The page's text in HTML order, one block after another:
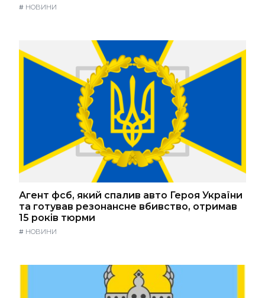
# НОВИНИ
Агент фсб, який спалив авто Героя України
та готував резонансне вбивство, отримав
15 років тюрми
# НОВИНИ